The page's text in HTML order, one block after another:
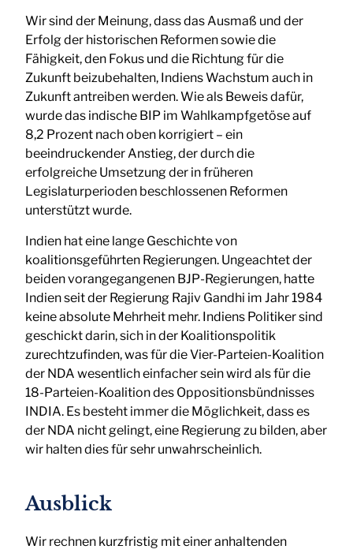
Wir sind der Meinung, dass das Ausmaß und der
Erfolg der historischen Reformen sowie die
Fähigkeit, den Fokus und die Richtung für die
Zukunft beizubehalten, Indiens Wachstum auch in
Zukunft antreiben werden. Wie als Beweis dafür,
wurde das indische BIP im Wahlkampfgetöse auf
8,2 Prozent nach oben korrigiert – ein
beeindruckender Anstieg, der durch die
erfolgreiche Umsetzung der in früheren
Legislaturperioden beschlossenen Reformen
unterstützt wurde.
Indien hat eine lange Geschichte von
koalitionsgeführten Regierungen. Ungeachtet der
beiden vorangegangenen BJP-Regierungen, hatte
Indien seit der Regierung Rajiv Gandhi im Jahr 1984
keine absolute Mehrheit mehr. Indiens Politiker sind
geschickt darin, sich in der Koalitionspolitik
zurechtzufinden, was für die Vier-Parteien-Koalition
der NDA wesentlich einfacher sein wird als für die
18-Parteien-Koalition des Oppositionsbündnisses
INDIA. Es besteht immer die Möglichkeit, dass es
der NDA nicht gelingt, eine Regierung zu bilden, aber
wir halten dies für sehr unwahrscheinlich.
Ausblick
Wir rechnen kurzfristig mit einer anhaltenden